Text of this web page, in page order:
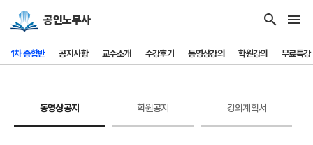
공인노무사 search menu
1차 종합반 공지사항 교수소개 수강후기 동영상강의 학원강의 무료특강
동영상공지 학원공지 강의계획서